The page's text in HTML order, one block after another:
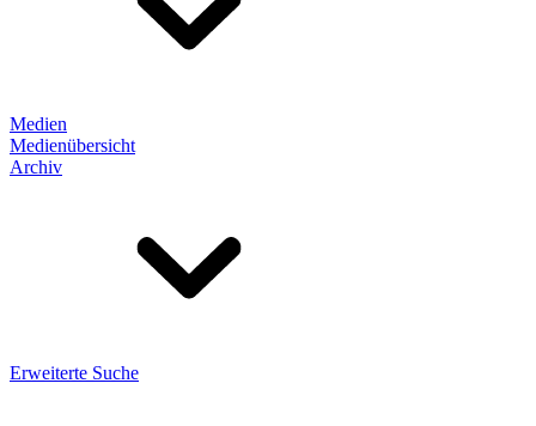
Medien
Medienübersicht
Archiv
Erweiterte Suche